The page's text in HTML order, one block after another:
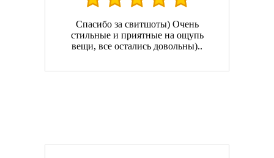
Спасибо за свитшоты) Очень
стильные и приятные на ощупь
вещи, все остались довольны)..